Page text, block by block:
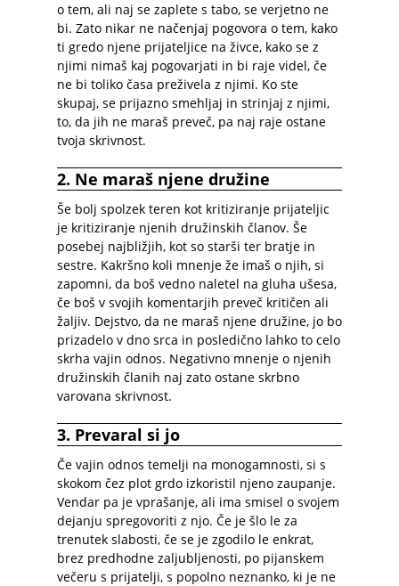
o tem, ali naj se zaplete s tabo, se verjetno ne
bi. Zato nikar ne načenjaj pogovora o tem, kako
ti gredo njene prijateljice na živce, kako se z
njimi nimaš kaj pogovarjati in bi raje videl, če
ne bi toliko časa preživela z njimi. Ko ste
skupaj, se prijazno smehljaj in strinjaj z njimi,
to, da jih ne maraš preveč, pa naj raje ostane
tvoja skrivnost.
2. Ne maraš njene družine
Še bolj spolzek teren kot kritiziranje prijateljic
je kritiziranje njenih družinskih članov. Še
posebej najbližjih, kot so starši ter bratje in
sestre. Kakršno koli mnenje že imaš o njih, si
zapomni, da boš vedno naletel na gluha ušesa,
če boš v svojih komentarjih preveč kritičen ali
žaljiv. Dejstvo, da ne maraš njene družine, jo bo
prizadelo v dno srca in posledično lahko to celo
skrha vajin odnos. Negativno mnenje o njenih
družinskih članih naj zato ostane skrbno
varovana skrivnost.
3. Prevaral si jo
Če vajin odnos temelji na monogamnosti, si s
skokom čez plot grdo izkoristil njeno zaupanje.
Vendar pa je vprašanje, ali ima smisel o svojem
dejanju spregovoriti z njo. Če je šlo le za
trenutek slabosti, če se je zgodilo le enkrat,
brez predhodne zaljubljenosti, po pijanskem
večeru s prijatelji, s popolno neznanko, ki je ne